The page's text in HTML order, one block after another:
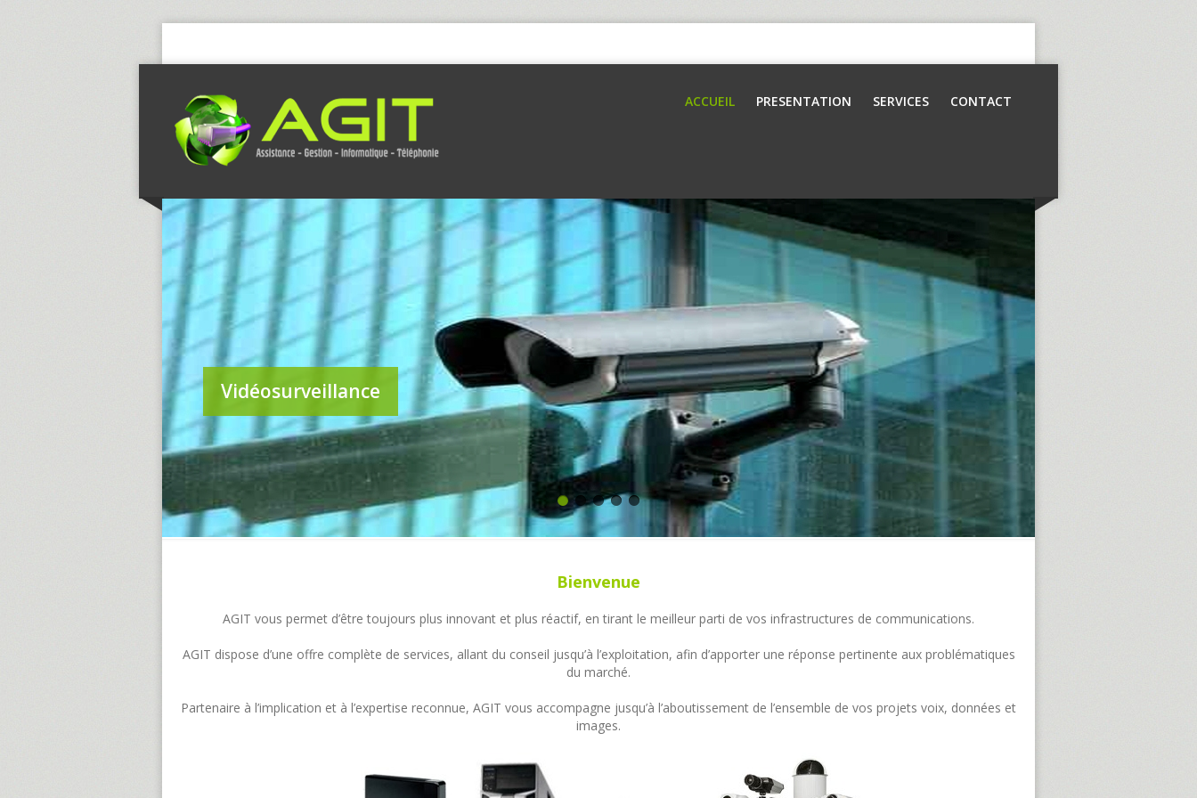
ACCUEIL PRESENTATION SERVICES CONTACT
Vidéosurveillance
Bienvenue
AGIT vous permet d’être toujours plus innovant et plus réactif, en tirant le meilleur parti de vos infrastructures de communications.
AGIT dispose d’une offre complète de services, allant du conseil jusqu’à l’exploitation, afin d’apporter une réponse pertinente aux problématiques
du marché.
Partenaire à l’implication et à l’expertise reconnue, AGIT vous accompagne jusqu’à l’aboutissement de l’ensemble de vos projets voix, données et
images.